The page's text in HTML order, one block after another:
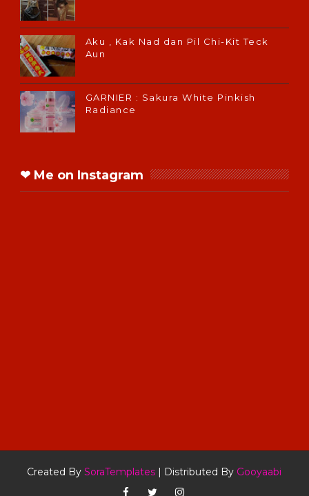
Aku , Kak Nad dan Pil Chi-Kit Teck
Aun
GARNIER : Sakura White Pinkish
Radiance
❤ Me on Instagram
Created BySoraTemplates | Distributed By Gooyaabi